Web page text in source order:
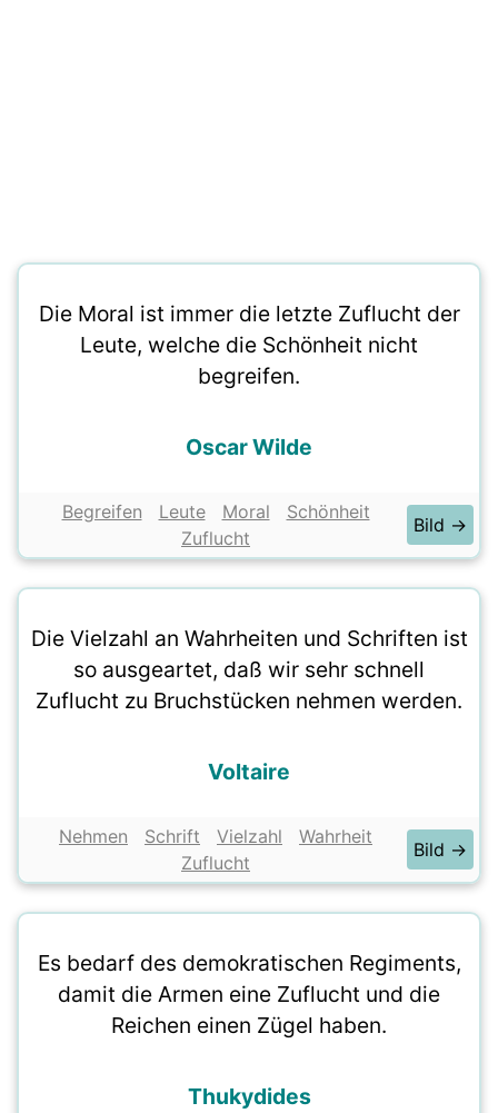
Die Moral ist immer die letzte Zuflucht der
Leute, welche die Schönheit nicht
begreifen.
Oscar Wilde
Begreifen Leute Moral
Schönheit
Zuflucht
Bild →
Die Vielzahl an Wahrheiten und Schriften ist
so ausgeartet, daß wir sehr schnell
Zuflucht zu Bruchstücken nehmen werden.
Voltaire
Nehmen Schrift Vielzahl
Wahrheit
Zuflucht
Bild →
Es bedarf des demokratischen Regiments,
damit die Armen eine Zuflucht und die
Reichen einen Zügel haben.
Thukydides